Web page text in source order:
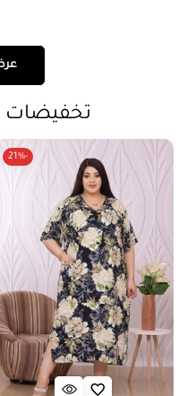
تخفيضات
-21%